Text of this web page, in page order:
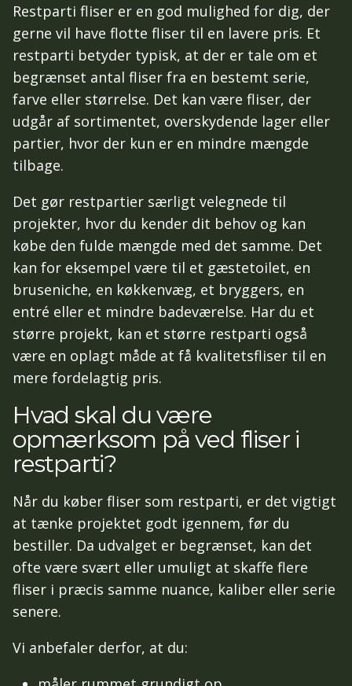
Restparti fliser er en god mulighed for dig, der
gerne vil have flotte fliser til en lavere pris. Et
restparti betyder typisk, at der er tale om et
begrænset antal fliser fra en bestemt serie,
farve eller størrelse. Det kan være fliser, der
udgår af sortimentet, overskydende lager eller
partier, hvor der kun er en mindre mængde
tilbage.
Det gør restpartier særligt velegnede til
projekter, hvor du kender dit behov og kan
købe den fulde mængde med det samme. Det
kan for eksempel være til et gæstetoilet, en
bruseniche, en køkkenvæg, et bryggers, en
entré eller et mindre badeværelse. Har du et
større projekt, kan et større restparti også
være en oplagt måde at få kvalitetsfliser til en
mere fordelagtig pris.
Hvad skal du være
opmærksom på ved fliser i
restparti?
Når du køber fliser som restparti, er det vigtigt
at tænke projektet godt igennem, før du
bestiller. Da udvalget er begrænset, kan det
ofte være svært eller umuligt at skaffe flere
fliser i præcis samme nuance, kaliber eller serie
senere.
Vi anbefaler derfor, at du: